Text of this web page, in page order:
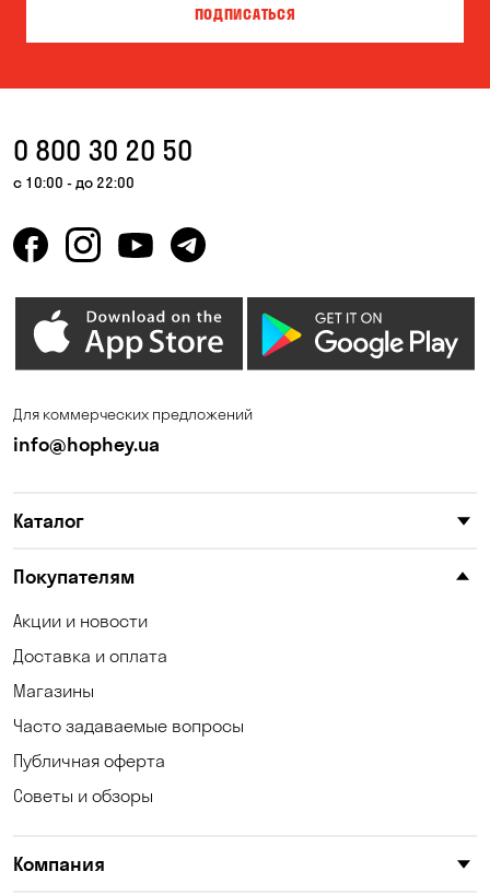
Горишние Плавни
Зазимье Запорожье
Каменные Потоки
Клинцы
Корсунцы
Коцюбинское
Кривой Рог
Кропивницкий
ПОДПИСАТЬСЯ
0 800 30 20 50
с 10:00 - до 22:00
Для коммерческих предложений
info@hophey.ua
Каталог
Покупателям
Акции и новости
Доставка и оплата
Магазины
Часто задаваемые вопросы
Публичная оферта
Советы и обзоры
Компания